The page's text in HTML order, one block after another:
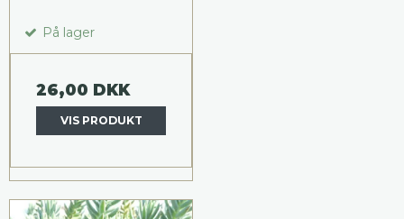
På lager
26,00 DKK
VIS PRODUKT